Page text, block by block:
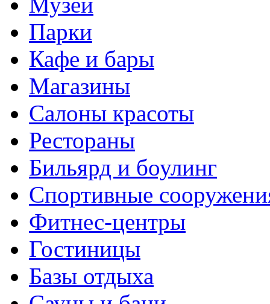
Парки
Кафе и бары
Магазины
Салоны красоты
Рестораны
Бильярд и боулинг
Спортивные
Фитнес-центры
Гостиницы
Базы отдыха